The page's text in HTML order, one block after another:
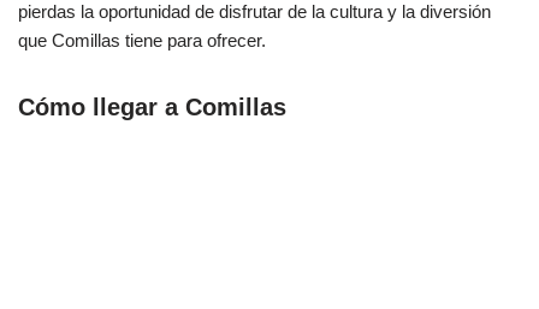
pierdas la oportunidad de disfrutar de la cultura y la diversión
que Comillas tiene para ofrecer.
Cómo llegar a Comillas